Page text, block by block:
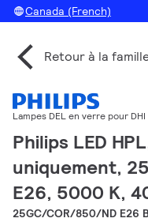
Canada (French)
Retour à la
Lampes DEL en verre pour DHI
Philips LED
uniquement, 25
E26, 5000 K,
25GC/COR/850/ND E26